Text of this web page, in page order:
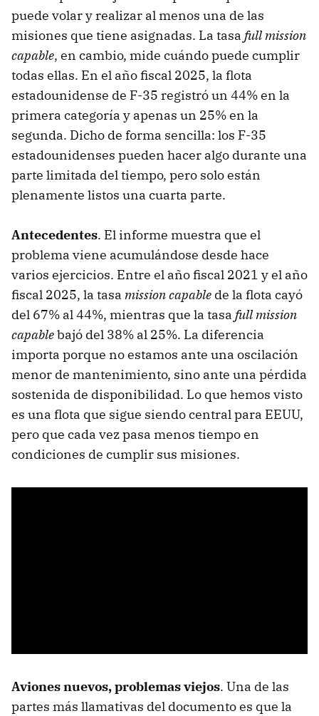
puede volar y realizar al menos una de las
misiones que tiene asignadas. La tasa full mission
capable, en cambio, mide cuándo puede cumplir
todas ellas. En el año fiscal 2025, la flota
estadounidense de F-35 registró un 44% en la
primera categoría y apenas un 25% en la
segunda. Dicho de forma sencilla: los F-35
estadounidenses pueden hacer algo durante una
parte limitada del tiempo, pero solo están
plenamente listos una cuarta parte.
Antecedentes. El informe muestra que el
problema viene acumulándose desde hace
varios ejercicios. Entre el año fiscal 2021 y el año
fiscal 2025, la tasa mission capable de la flota cayó
del 67% al 44%, mientras que la tasa full mission
capablebajó del 38% al 25%. La diferencia
importa porque no estamos ante una oscilación
menor de mantenimiento, sino ante una pérdida
sostenida de disponibilidad. Lo que hemos visto
es una flota que sigue siendo central para EEUU,
pero que cada vez pasa menos tiempo en
condiciones de cumplir sus misiones.
Aviones nuevos, problemas viejos. Una de las
partes más llamativas del documento es que la